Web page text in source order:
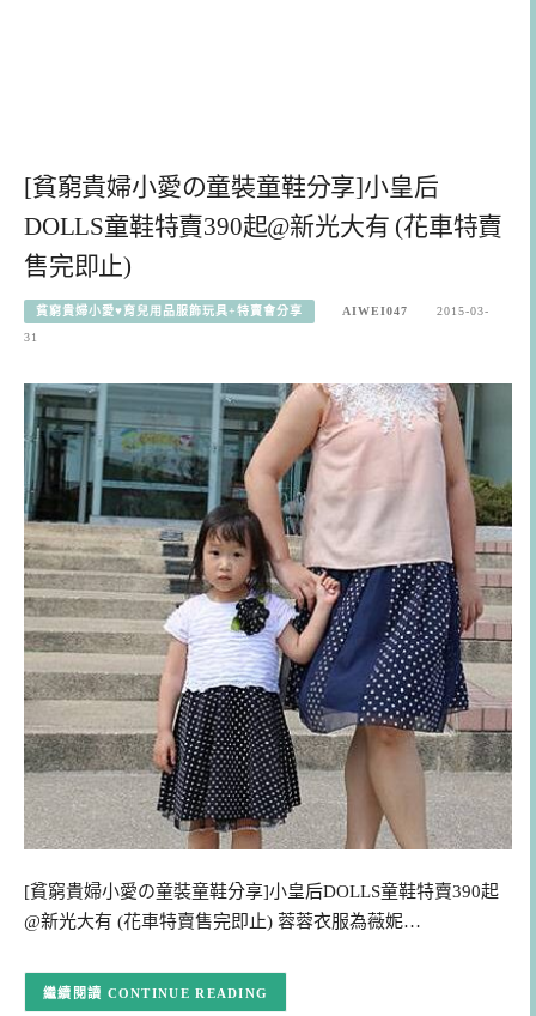
[貧窮貴婦小愛の童裝童鞋分享]小皇后
DOLLS童鞋特賣390起@新光大有 (花車特賣
售完即止)
貧窮貴婦小愛♥育兒用品服飾玩具+特賣會分享 AIWEI047
2015-03-
31
[貧窮貴婦小愛の童裝童鞋分享]小皇后DOLLS童鞋特賣390起
@新光大有 (花車特賣售完即止) 蓉蓉衣服為薇妮…
CONTINUE READING